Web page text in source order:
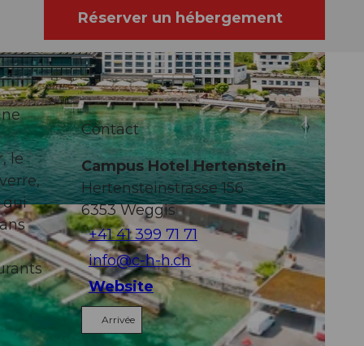
Réserver un hébergement
le
qui
Contact
Campus Hotel Hertenstein
Hertensteinstrasse 156
6353Weggis
+41 41 399 71 71
info@c-h-h.ch
Website
Arrivée